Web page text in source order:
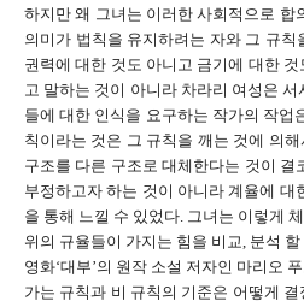
하지만 왜 그녀는 이러한 사회적으로
의미가 법칙을 유지하려는 자와 그 규
권력에 대한 것도 아니고 금기에 대한 것
고 말하는 것이 아니라 차라리 여성은
들에 대한 인식을 요구하는 작가의 작
칙이라는 것은 그 규칙을 깨는 것에 의
구조를 다른 구조로 대체한다는 것이 결
부정하고자 하는 것이 아니라 계율에
을 통해 느낄 수 있었다. 그녀는 이렇게
위의 규율들이 가지는 힘을 비교, 분석
영화‘대부’의 원작 소설 저자인 마리오
가는 규칙과 비 규칙의 기준은 어떻게